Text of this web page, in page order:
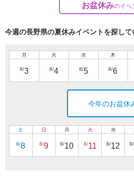
お盆休みのイベ
今週の長野県の夏休みイベントを探して
月
8/3
火
8/4
水
8/5
木
8/6
今年のお盆休
土
8/8
日
8/9
月
8/10
火
8/11
水
8/12 8/